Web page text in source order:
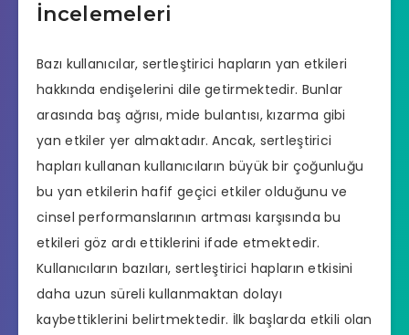
İncelemeleri
Bazı kullanıcılar, sertleştirici hapların yan etkileri
hakkında endişelerini dile getirmektedir. Bunlar
arasında baş ağrısı, mide bulantısı, kızarma gibi
yan etkiler yer almaktadır. Ancak, sertleştirici
hapları kullanan kullanıcıların büyük bir çoğunluğu
bu yan etkilerin hafif geçici etkiler olduğunu ve
cinsel performanslarının artması karşısında bu
etkileri göz ardı ettiklerini ifade etmektedir.
Kullanıcıların bazıları, sertleştirici hapların etkisini
daha uzun süreli kullanmaktan dolayı
kaybettiklerini belirtmektedir. İlk başlarda etkili olan